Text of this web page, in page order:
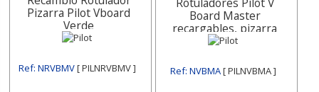
Pizarra Pilot Vboard
Verde
Ref: NRVBMV[ PILNRVBMV ]
Board Master
recargables, pizarra
blanca
Ref: NVBMA[ PILNVBMA ]